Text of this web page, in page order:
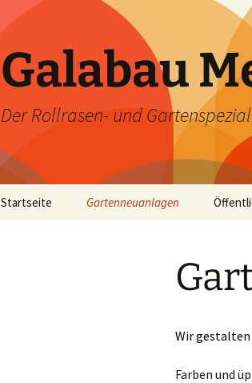
Galabau
Der Rollrasen- und
Startseite Gartenneuanlagen
Wir gestalten
Farben und